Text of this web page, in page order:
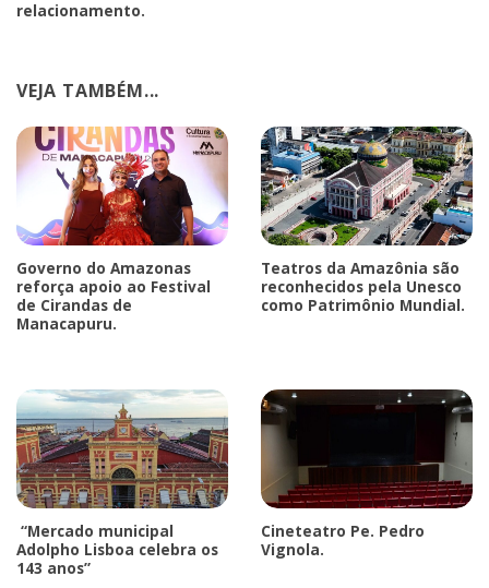
relacionamento.
VEJA TAMBÉM...
Governo do Amazonas
reforça apoio ao Festival
de Cirandas de
Manacapuru.
Teatros da Amazônia são
reconhecidos pela Unesco
como Patrimônio Mundial.
“Mercado municipal
Adolpho Lisboa celebra os
143 anos”
Cineteatro Pe. Pedro
Vignola.